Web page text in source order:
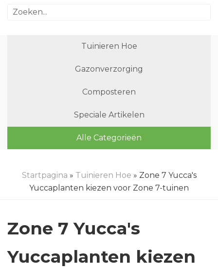
Tuinieren Hoe
Gazonverzorging
Composteren
Speciale Artikelen
Alle Categorieën
Startpagina » Tuinieren Hoe » Zone 7 Yucca's
Yuccaplanten kiezen voor Zone 7-tuinen
Zone 7 Yucca's
Yuccaplanten kiezen